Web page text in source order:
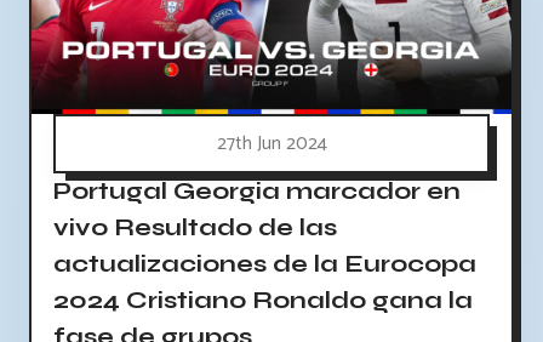
27th Jun 2024
Portugal Georgia marcador en
vivo Resultado de las
actualizaciones de la Eurocopa
2024 Cristiano Ronaldo gana la